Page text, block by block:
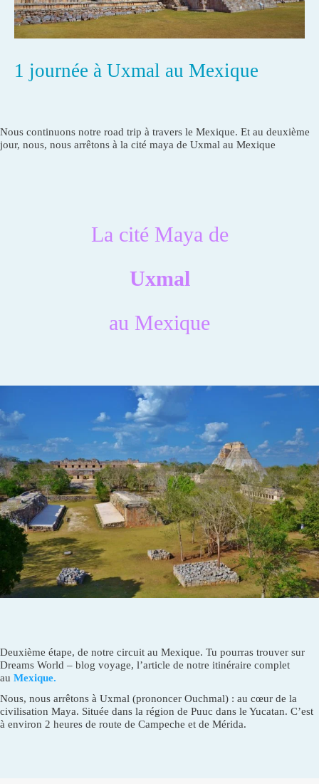
1 journée à Uxmal au Mexique
Nous continuons notre road trip à travers le Mexique. Et au deuxième
jour, nous, nous arrêtons à la cité maya de Uxmal au Mexique
La cité Maya de
Uxmal
au Mexique
Deuxième étape, de notre circuit au Mexique. Tu pourras trouver sur
Dreams World – blog voyage, l’article de notre itinéraire complet
au Mexique.
Nous, nous arrêtons à Uxmal (prononcer Ouchmal) : au cœur de la
civilisation Maya. Située dans la région de Puuc dans le Yucatan. C’est
à environ 2 heures de route de Campeche et de Mérida.